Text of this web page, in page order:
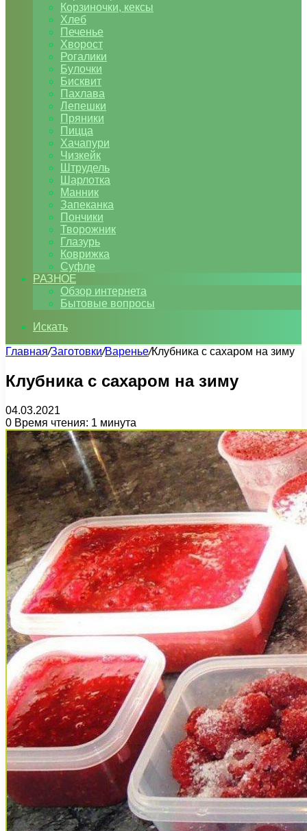
Корзиночки, кексы
Хлеб
Печенье
Хворост
Рогалики
Булочки
Бисквит
Пахлава
Лепешки
Пряники
Пицца
Хачапури
Чизкейк
Штрудель
Шарлотка
Манник
Запеканка
Пончики
Творожник
Глазурь
Коврижка
Суфле
РАЗНОЕ
Обзор интернета
Бытовые вопросы
Искать
Главная/Заготовки/Варенье/Клубника с сахаром на зиму
Клубника с сахаром на зиму
04.03.2021
0 Время чтения: 1 минута